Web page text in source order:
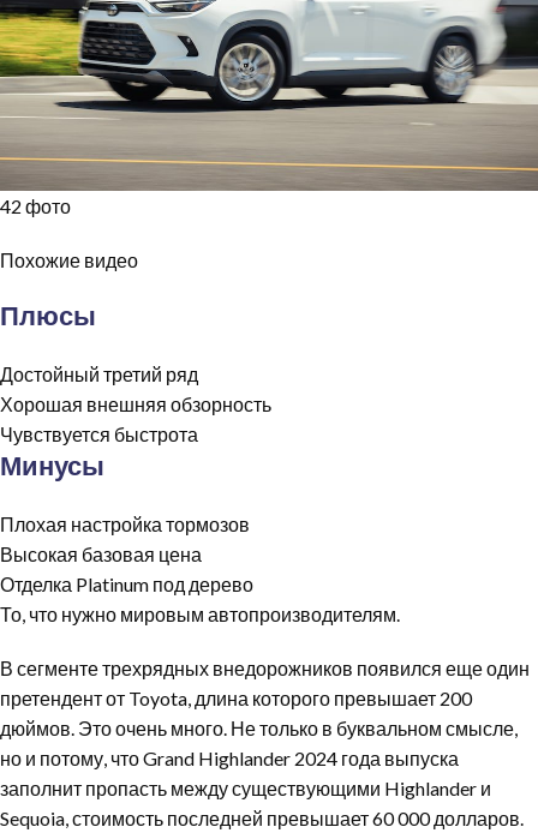
42 фото
Похожие видео
Плюсы
Достойный третий ряд
Хорошая внешняя обзорность
Чувствуется быстрота
Минусы
Плохая настройка тормозов
Высокая базовая цена
Отделка Platinum под дерево
То, что нужно мировым автопроизводителям.
В сегменте трехрядных внедорожников появился еще один
претендент от Toyota, длина которого превышает 200
дюймов. Это очень много. Не только в буквальном смысле,
но и потому, что Grand Highlander 2024 года выпуска
заполнит пропасть между существующими Highlander и
Sequoia, стоимость последней превышает 60 000 долларов.